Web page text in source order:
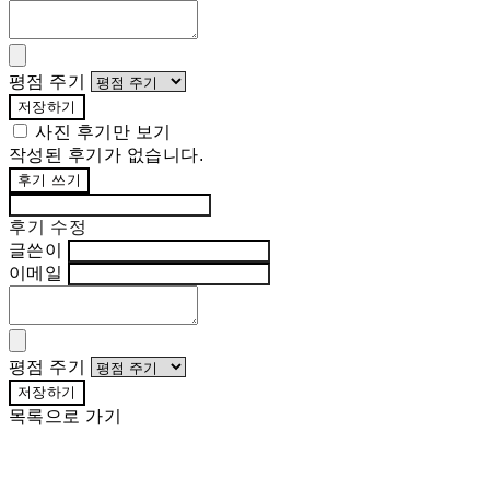
평점 주기
저장하기
사진 후기만 보기
작성된 후기가 없습니다.
후기 쓰기
후기 수정
글쓴이
이메일
평점 주기
저장하기
목록으로 가기